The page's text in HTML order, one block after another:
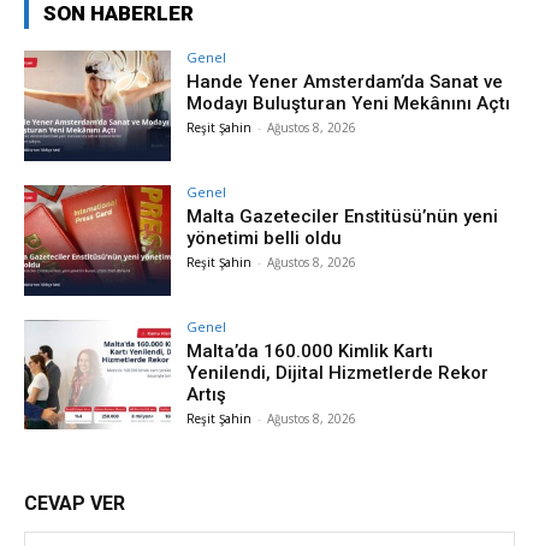
SON HABERLER
Genel
Hande Yener Amsterdam’da Sanat ve
Modayı Buluşturan Yeni Mekânını Açtı
Reşit Şahin - Ağustos 8, 2026
Genel
Malta Gazeteciler Enstitüsü’nün yeni
yönetimi belli oldu
Reşit Şahin - Ağustos 8, 2026
Genel
Malta’da 160.000 Kimlik Kartı
Yenilendi, Dijital Hizmetlerde Rekor
Artış
Reşit Şahin - Ağustos 8, 2026
CEVAP VER